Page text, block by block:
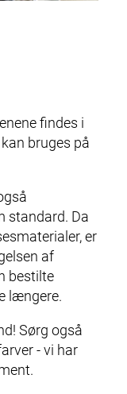
findes i
bruges på
standard. Da
materialer, er
af
bestilte
længere.
Sørg også
- vi har